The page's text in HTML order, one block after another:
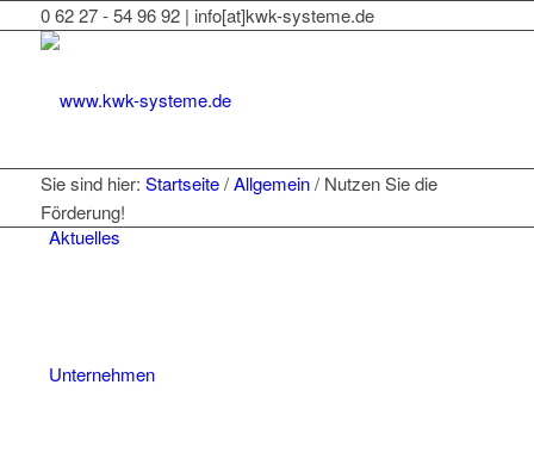
0 62 27 - 54 96 92 | info[at]kwk-systeme.de
Aktuelles
Unternehmen
Sie sind hier: Startseite / Allgemein / Nutzen Sie die
Förderung!